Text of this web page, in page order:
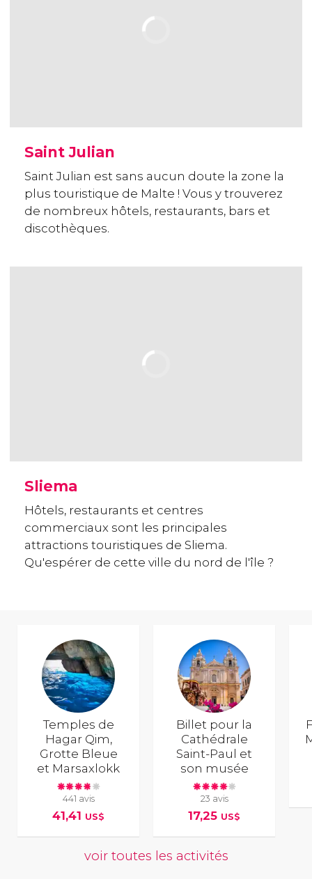
Saint Julian
Saint Julian est sans aucun doute la zone la
plus touristique de Malte ! Vous y trouverez
de nombreux hôtels, restaurants, bars et
discothèques.
Sliema
Hôtels, restaurants et centres
commerciaux sont les principales
attractions touristiques de Sliema.
Qu'espérer de cette ville du nord de l'île ?
Temples de
Hagar Qim,
Grotte Bleue
et Marsaxlokk
441 avis
41,41 US$
Billet pour la
Cathédrale
Saint-Paul et
son musée
23 avis
17,25 US$
voir toutes les activités